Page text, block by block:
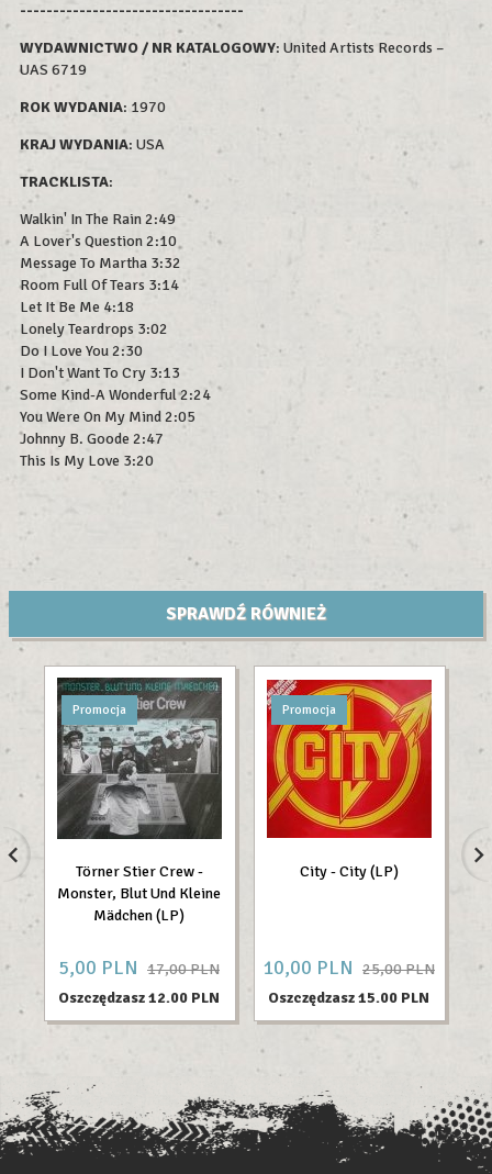
----------------------------------
WYDAWNICTWO / NR KATALOGOWY: United Artists Records –
UAS 6719
ROK WYDANIA: 1970
KRAJ WYDANIA: USA
TRACKLISTA:
Walkin' In The Rain 2:49
A Lover's Question 2:10
Message To Martha 3:32
Room Full Of Tears 3:14
Let It Be Me 4:18
Lonely Teardrops 3:02
Do I Love You 2:30
I Don't Want To Cry 3:13
Some Kind-A Wonderful 2:24
You Were On My Mind 2:05
Johnny B. Goode 2:47
This Is My Love 3:20
SPRAWDŹ RÓWNIEŻ
Promocja
Törner Stier Crew -
Monster, Blut Und Kleine
Mädchen (LP)
5,00 PLN 17,00 PLN
Oszczędzasz 12.00 PLN
Promocja
City - City (LP)
10,00 PLN 25,00 PLN
Oszczędzasz 15.00 PLN